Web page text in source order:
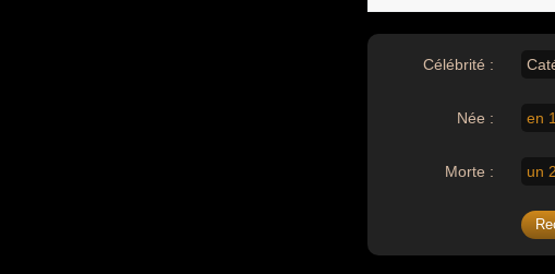
Célébrité :
Née : en
Morte : un